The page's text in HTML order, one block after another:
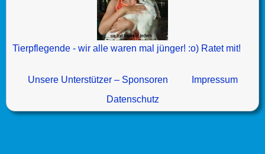
Tierpflegende - wir alle waren mal jünger! :o) Ratet mit!
Unsere Unterstützer – Sponsoren
Impressum
Datenschutz